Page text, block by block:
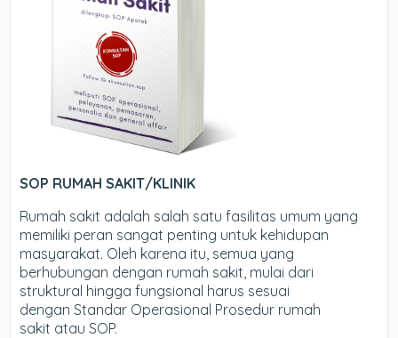
SOP RUMAH SAKIT/KLINIK
Rumah sakit adalah salah satu fasilitas umum yang
memiliki peran sangat penting untuk kehidupan
masyarakat. Oleh karena itu, semua yang
berhubungan dengan rumah sakit, mulai dari
struktural hingga fungsional harus sesuai
dengan Standar Operasional Prosedur rumah
sakit atau SOP.